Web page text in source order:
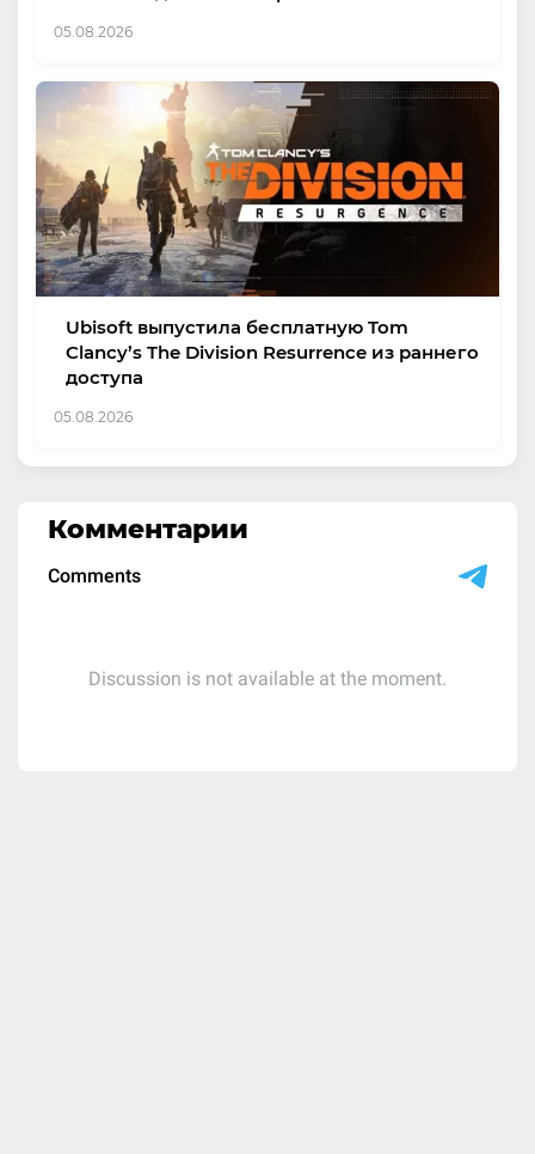
05.08.2026
Ubisoft выпустила бесплатную Tom
Clancy’s The Division Resurrence из раннего
доступа
05.08.2026
Комментарии